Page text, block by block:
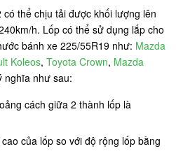
thể chịu tải được khối lượng lên
h. Lốp có thể sử dụng lắp cho
bánh xe 225/55R19 như: Mazda
Koleos, Toyota Crown, Mazda
nghĩa như sau:
cách giữa 2 thành lốp là
của lốp so với độ rộng lốp bằng